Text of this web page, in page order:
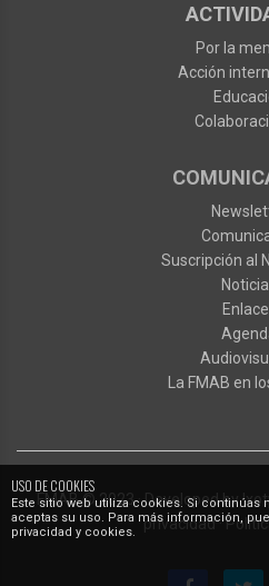
USO DE COOKIES
Este sitio web utiliza cookies. Si continúas
aceptas su uso. Para más información,
privacidad y cookies.
Por la
Acción
Suscripción al
La FMAB en
FMAB© 2023·Developed by
privacidad·